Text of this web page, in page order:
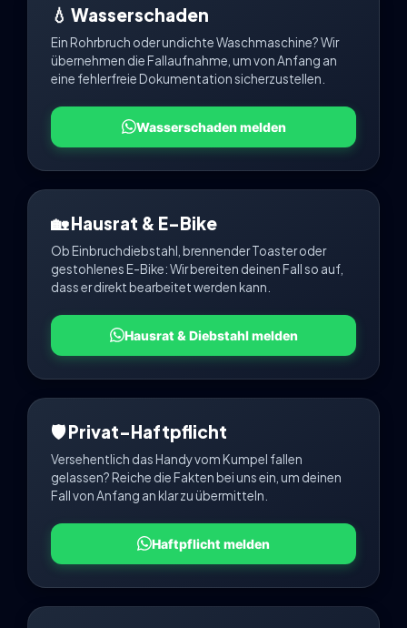
💧 Wasserschaden
Ein Rohrbruch oder undichte Waschmaschine? Wir
übernehmen die Fallaufnahme, um von Anfang an
eine fehlerfreie Dokumentation sicherzustellen.
Wasserschaden melden
🏡 Hausrat & E-Bike
Ob Einbruchdiebstahl, brennender Toaster oder
gestohlenes E-Bike: Wir bereiten deinen Fall so auf,
dass er direkt bearbeitet werden kann.
Hausrat & Diebstahl melden
🛡️ Privat-Haftpflicht
Versehentlich das Handy vom Kumpel fallen
gelassen? Reiche die Fakten bei uns ein, um deinen
Fall von Anfang an klar zu übermitteln.
Haftpflicht melden